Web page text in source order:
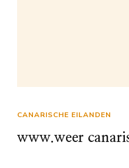
CANARISCHE EILANDEN
www.weer